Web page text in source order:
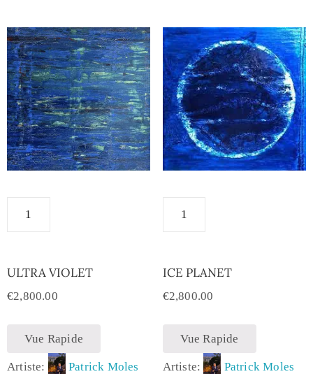
ULTRA VIOLET
€2,800.00
Vue Rapide
Artiste: Patrick Moles
ICE PLANET
€2,800.00
Vue Rapide
Artiste: Patrick Moles